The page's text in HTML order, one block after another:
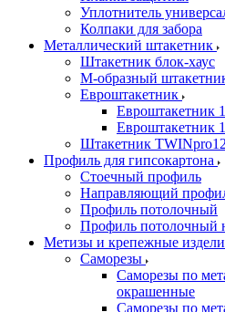
Уплотнитель
Колпаки для забора
Металлический штакетник
Штакетник блок-хаус
М-образный
Евроштакетник
Евроштакетник
Евроштакетник
Штакетник
Профиль для гипсокартона
Стоечный профиль
Направляющий
Профиль потолочный
Профиль потолочный
Метизы и крепежные
Саморезы
Саморезы по
окрашенные
Саморезы по